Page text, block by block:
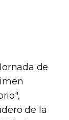
de
de la